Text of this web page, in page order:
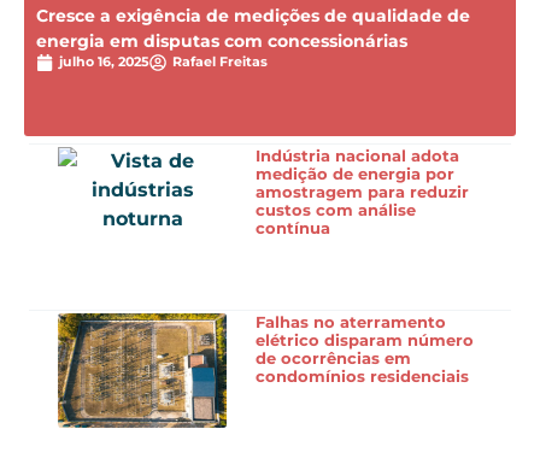
Cresce a exigência de medições de qualidade de
energia em disputas com concessionárias
julho 16, 2025 Rafael Freitas
Indústria nacional adota
medição de energia por
amostragem para reduzir
custos com análise
contínua
Falhas no aterramento
elétrico disparam número
de ocorrências em
condomínios residenciais